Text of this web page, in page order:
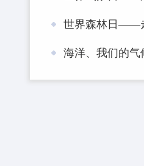
世界森林日——
海洋、我们的气